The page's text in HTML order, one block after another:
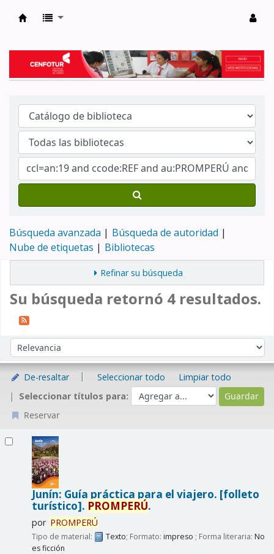
Búsqueda avanzada
Búsqueda de autoridad
Nube de etiquetas
Bibliotecas
Refinar su búsqueda
Su búsqueda retornó 4 resultados.
Ordenar por:
De-resaltar Seleccionar todo
Limpiar todo
Seleccionar títulos para:
Reservar
Junín: Guía práctica para el viajero. [folleto
turístico]. PROMPERÚ.
por PROMPERÚ
Tipo de material: Texto; Formato: impreso ; Forma literaria: No
es ficción